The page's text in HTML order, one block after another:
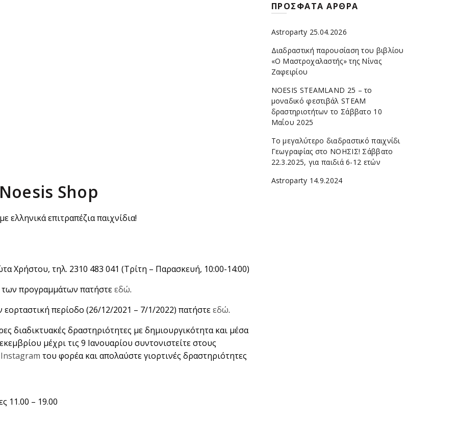
Shop
ελληνικά επιτραπέζια παιχνίδια!
Χρήστου, τηλ. 2310 483 041 (Τρίτη – Παρασκευή, 10:00-14:00)
προγραμμάτων πατήστεεδώ.
εορταστική περίοδο (26/12/2021 – 7/1/2022) πατήστεεδώ.
διαδικτυακές δραστηριότητες με δημιουργικότητα και μέσα
μέχρι τις 9 Ιανουαρίου συντονιστείτε στους
Instagram του φορέα και απολαύστε γιορτινές δραστηριότητες
11.00 – 19.00
ΠΡΌΣΦΑΤΑ ΆΡΘΡΑ
Astroparty 25.04.2026
Διαδραστική παρουσίαση του βιβλίου
«Ο Μαστροχαλαστής» της Νίνας
Ζαφειρίου
NOESIS STEAMLAND 25 – το
μοναδικό φεστιβάλ STEAM
δραστηριοτήτων το Σάββατο 10
Μαΐου 2025
Το μεγαλύτερο διαδραστικό παιχνίδι
Γεωγραφίας στο ΝΟΗΣΙΣ! Σάββατο
22.3.2025, για παιδιά 6-12 ετών
Astroparty 14.9.2024